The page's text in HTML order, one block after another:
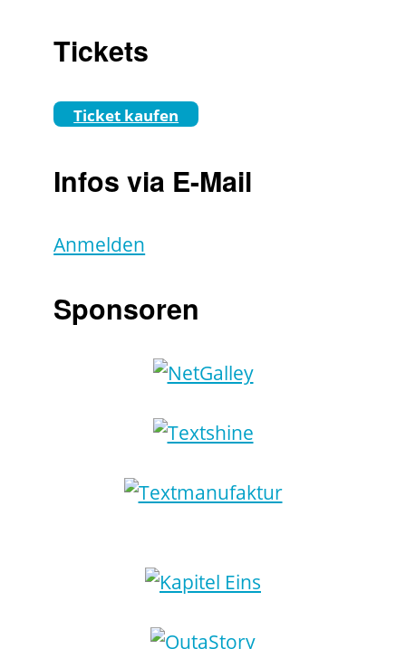
Tickets
Ticket kaufen
Infos via E-Mail
Anmelden
Sponsoren